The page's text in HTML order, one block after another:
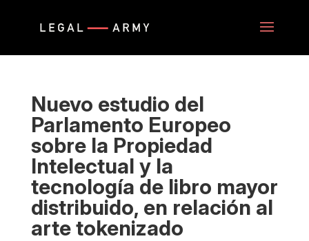
Nuevo estudio del
Parlamento Europeo
sobre la Propiedad
Intelectual y la
tecnología de libro mayor
distribuido, en relación al
arte tokenizado